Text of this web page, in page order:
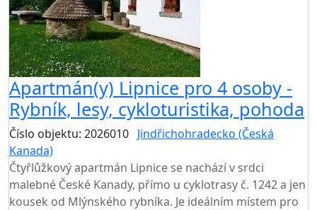
Apartmán(y) Lipnice pro 4 osoby -
Rybník, lesy, cykloturistika, pohoda
Číslo objektu: 2026010 Jindřichohradecko (Česká
Kanada)
Čtyřlůžkový apartmán Lipnice se nachází v srdci
malebné České Kanady, přímo u cyklotrasy č. 1242 a jen
kousek od Mlýnského rybníka. Je ideálním místem pro